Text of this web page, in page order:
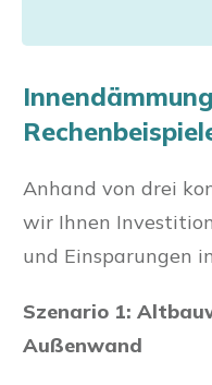
Anhand von drei
wir Ihnen
und Einsparungen
Szenario 1:
Außenwand